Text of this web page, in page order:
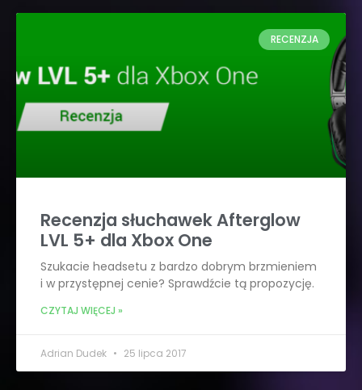
RECENZJA
Recenzja słuchawek Afterglow
LVL 5+ dla Xbox One
Szukacie headsetu z bardzo dobrym brzmieniem
i w przystępnej cenie? Sprawdźcie tą propozycję.
CZYTAJ WIĘCEJ »
Adrian Dudek 25 lipca 2017